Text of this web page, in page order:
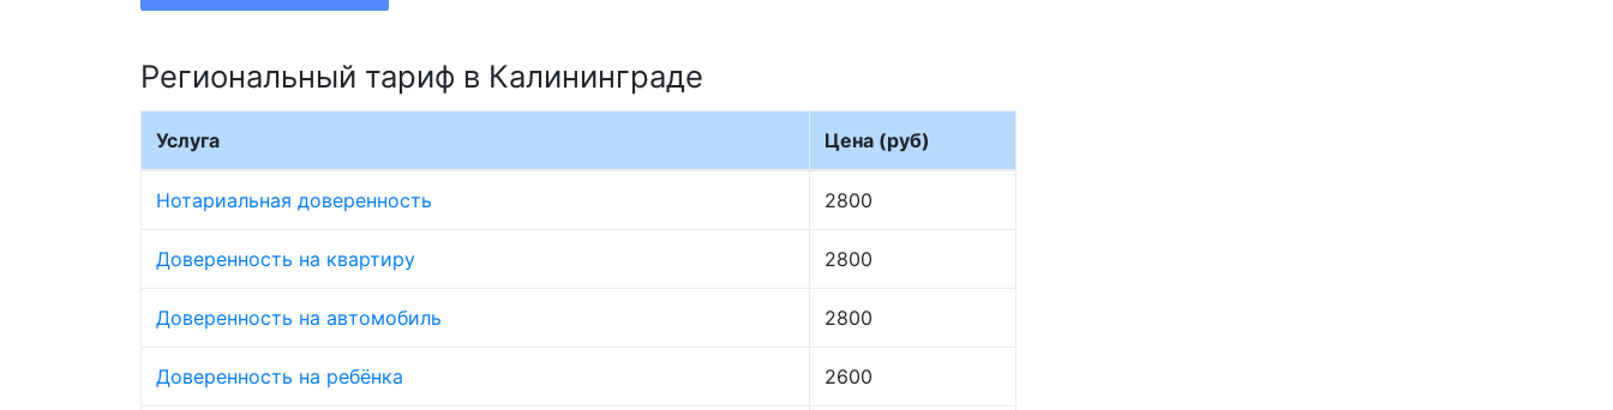
Региональный тариф в Калининграде
Услуга Цена (руб)
Нотариальная доверенность 2800
Доверенность на квартиру 2800
Доверенность на автомобиль 2800
Доверенность на ребёнка 2600